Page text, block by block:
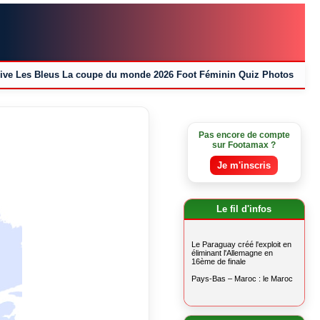
Les Bleus La coupe du monde 2026 Foot Féminin Quiz Photos
Pas encore de compte
sur Footamax ?
Je m'inscris
Le fil d'infos
Le Paraguay créé l'exploit en
éliminant l'Allemagne en
16ème de finale
Pays-Bas – Maroc : le Maroc
au bout du suspense